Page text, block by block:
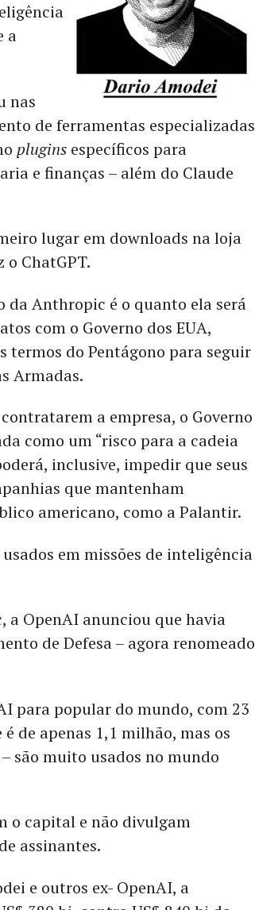
a
nas
de ferramentas especializadas
plugins específicos para
e finanças – além do Claude
lugar em downloads na loja
ChatGPT.
da Anthropic é o quanto ela será
com o Governo dos EUA,
termos do Pentágono para seguir
Armadas.
a empresa, o Governo
como um “risco para a cadeia
inclusive, impedir que seus
que mantenham
americano, como a Palantir.
em missões de inteligência
a OpenAI anunciou que havia
de Defesa – agora renomeado
para popular do mundo, com 23
de apenas 1,1 milhão, mas os
são muito usados no mundo
o capital e não divulgam
assinantes.
e outros ex- OpenAI, a